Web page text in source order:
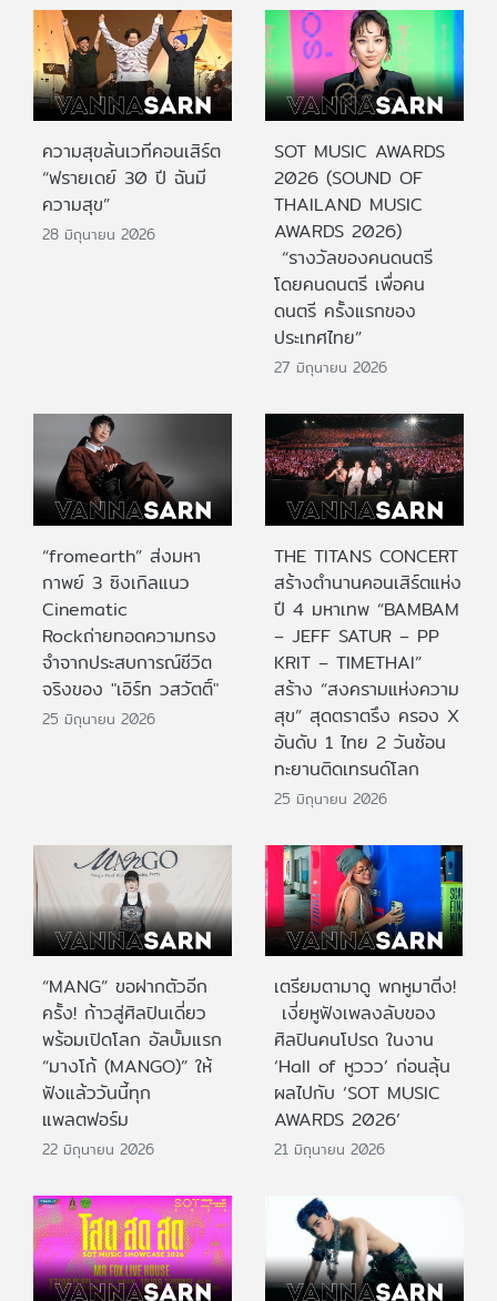
ความสุขล้นเวทีคอนเสิร์ต
“ฟรายเดย์ 30 ปี ฉันมี
ความสุข”
28 มิถุนายน 2026
SOT MUSIC AWARDS
2026 (SOUND OF
THAILAND MUSIC
AWARDS 2026)
“รางวัลของคนดนตรี
โดยคนดนตรี เพื่อคน
ดนตรี ครั้งแรกของ
ประเทศไทย”
27 มิถุนายน 2026
“fromearth” ส่งมหา
กาพย์ 3 ซิงเกิลแนว
Cinematic
Rockถ่ายทอดความทรง
จำจากประสบการณ์ชีวิต
จริงของ "เอิร์ท วสวัตติ์"
25 มิถุนายน 2026
THE TITANS CONCERT
สร้างตำนานคอนเสิร์ตแห่ง
ปี 4 มหาเทพ “BAMBAM
– JEFF SATUR – PP
KRIT – TIMETHAI”
สร้าง “สงครามแห่งความ
สุข” สุดตราตรึง ครอง X
อันดับ 1 ไทย 2 วันซ้อน
ทะยานติดเทรนด์โลก
25 มิถุนายน 2026
“MANG” ขอฝากตัวอีก
ครั้ง! ก้าวสู่ศิลปินเดี่ยว
พร้อมเปิดโลก อัลบั้มแรก
“มางโก้ (MANGO)” ให้
ฟังแล้ววันนี้ทุก
แพลตฟอร์ม
22 มิถุนายน 2026
เตรียมตามาดู พกหูมาติ่ง!
เงี่ยหูฟังเพลงลับของ
ศิลปินคนโปรด ในงาน
‘Hall of หูววว’ ก่อนลุ้น
ผลไปกับ ‘SOT MUSIC
AWARDS 2026’
21 มิถุนายน 2026